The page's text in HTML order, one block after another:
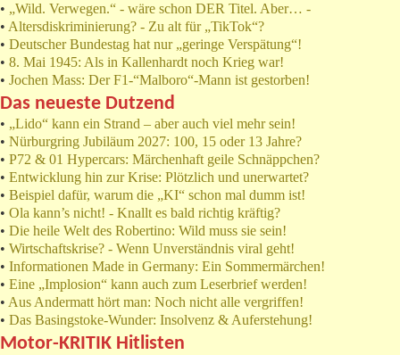
• „Wild. Verwegen.“ - wäre schon DER Titel. Aber… -
• Altersdiskriminierung? - Zu alt für „TikTok“?
• Deutscher Bundestag hat nur „geringe Verspätung“!
• 8. Mai 1945: Als in Kallenhardt noch Krieg war!
• Jochen Mass: Der F1-“Malboro“-Mann ist gestorben!
Das neueste Dutzend
• „Lido“ kann ein Strand – aber auch viel mehr sein!
• Nürburgring Jubiläum 2027: 100, 15 oder 13 Jahre?
• P72 & 01 Hypercars: Märchenhaft geile Schnäppchen?
• Entwicklung hin zur Krise: Plötzlich und unerwartet?
• Beispiel dafür, warum die „KI“ schon mal dumm ist!
• Ola kann’s nicht! - Knallt es bald richtig kräftig?
• Die heile Welt des Robertino: Wild muss sie sein!
• Wirtschaftskrise? - Wenn Unverständnis viral geht!
• Informationen Made in Germany: Ein Sommermärchen!
• Eine „Implosion“ kann auch zum Leserbrief werden!
• Aus Andermatt hört man: Noch nicht alle vergriffen!
• Das Basingstoke-Wunder: Insolvenz & Auferstehung!
Motor-KRITIK Hitlisten